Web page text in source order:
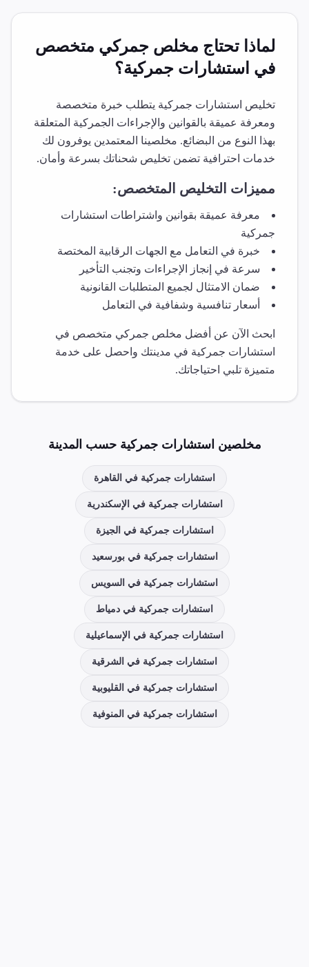
لماذا تحتاج مخلص جمركي متخصص
في استشارات جمركية؟
تخليص استشارات جمركية يتطلب خبرة متخصصة
ومعرفة عميقة بالقوانين والإجراءات الجمركية المتعلقة
بهذا النوع من البضائع. مخلصينا المعتمدين يوفرون لك
خدمات احترافية تضمن تخليص شحناتك بسرعة وأمان.
مميزات التخليص المتخصص:
معرفة عميقة بقوانين واشتراطات استشارات
جمركية
خبرة في التعامل مع الجهات الرقابية المختصة
سرعة في إنجاز الإجراءات وتجنب التأخير
ضمان الامتثال لجميع المتطلبات القانونية
أسعار تنافسية وشفافية في التعامل
ابحث الآن عن أفضل مخلص جمركي متخصص في
استشارات جمركية في مدينتك واحصل على خدمة
متميزة تلبي احتياجاتك.
مخلصين استشارات جمركية حسب المدينة
استشارات جمركية في القاهرة
استشارات جمركية في الإسكندرية
استشارات جمركية في الجيزة
استشارات جمركية فيبورسعيد
استشارات جمركية في السويس
استشارات جمركية في دمياط
استشارات جمركية في الإسماعيلية
استشارات جمركية في الشرقية
استشارات جمركية في القليوبية
استشارات جمركية في المنوفية